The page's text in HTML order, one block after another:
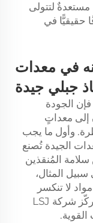
التقنيات، فإن شركة LSJ Technology مستعدةٌ لتتولى
حقيقيًّا في
في معدات
جبلي جيدة
الجودة
إلى معداتٍ
وأول ما يجب
الجيدة تُصنع
المُنقذين
المثال،
لا تنكسر
بسهولة حتى تحت ضغوطٍ عالية جدًّا. وتتركّز شركة LSJ